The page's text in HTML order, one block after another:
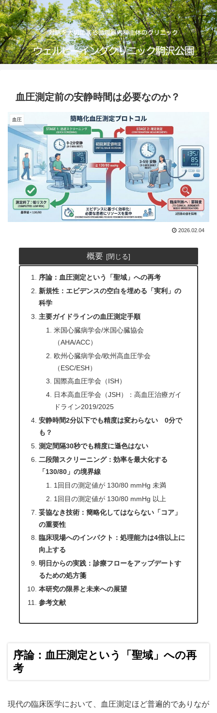
血圧測定前の安静時間は必要なのか？
血圧
2026.02.04
概要
序論：血圧測定という「聖域」への再考
新規性：エビデンスの空白を埋める「実利」の
科学
主要ガイドラインの血圧測定手順
米国心臓病学会/米国心臓協会
（AHA/ACC）
欧州心臓病学会/欧州高血圧学会
（ESC/ESH）
国際高血圧学会（ISH）
日本高血圧学会（JSH）：高血圧治療ガイ
ドライン2019/2025
安静時間2分以下でも精度は変わらない 0分で
も？
測定間隔30秒でも精度に遜色はない
二段階スクリーニング：効率を最大化する
「130/80」の境界線
1回目の測定値が 130/80 mmHg 未満
1回目の測定値が 130/80 mmHg 以上
妥協なき技術：簡略化してはならない「コア」
の重要性
臨床現場へのインパクト：処理能力は4倍以上に
向上する
明日からの実践：診療フローをアップデートす
るための処方箋
本研究の限界と未来への展望
参考文献
序論：血圧測定という「聖域」への再
考
現代の臨床医学において、血圧測定ほど普遍的でありなが